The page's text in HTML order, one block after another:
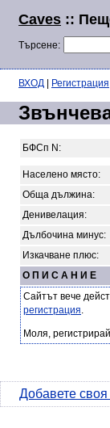
Caves ::
Търсене:
ВХОД Регистрация
БФСп N:
Населено място:
Обща дължина:
Денивелация:
Дълбочина минус:
Изкачване плюс:
О П И С А Н И Е
Сайтът вече
регистрация.
Моля,
Добавете